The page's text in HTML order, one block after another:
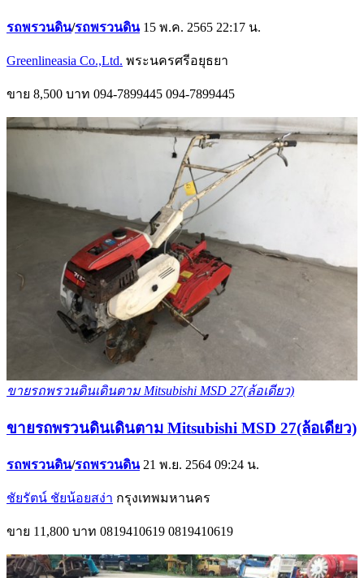
รถพรวนดิน/รถพรวนดิน 15 พ.ค. 2565 22:17 น.
Greenlineasia Co.,Ltd. พระนครศรีอยุธยา
ขาย 8,500 บาท 094-7899445 094-7899445
ขายรถพรวนดินเดินตาม Mitsubishi MSD 27(ล้อเดียว)
ขายรถพรวนดินเดินตาม Mitsubishi MSD 27(ล้อเดียว)
รถพรวนดิน/รถพรวนดิน 21 พ.ย. 2564 09:24 น.
ชัยรัตน์ ชัยน้อยสง่า กรุงเทพมหานคร
ขาย 11,800 บาท 0819410619 0819410619